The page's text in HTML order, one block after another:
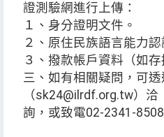
證測驗網進行上傳：
１、身分證明文件。
２、原住民族語言能力認
３、撥款帳戶資料（如存
三、如有相關疑問，可
（sk24@ilrdf.org.tw）洽
詢，或致電02-2341-